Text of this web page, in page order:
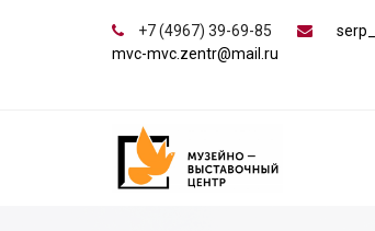
+7 (4967) 39-69-85
mvc-mvc.zentr@mail.ru